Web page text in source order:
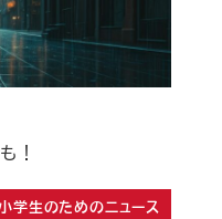
！
学生のためのニュース